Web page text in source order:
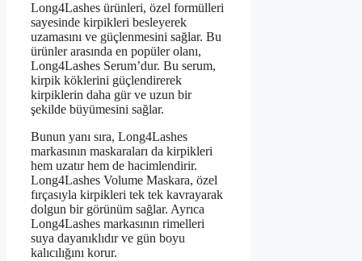
Long4Lashes ürünleri, özel formülleri
sayesinde kirpikleri besleyerek
uzamasını ve güçlenmesini sağlar. Bu
ürünler arasında en popüler olanı,
Long4Lashes Serum’dur. Bu serum,
kirpik köklerini güçlendirerek
kirpiklerin daha gür ve uzun bir
şekilde büyümesini sağlar.
Bunun yanı sıra, Long4Lashes
markasının maskaraları da kirpikleri
hem uzatır hem de hacimlendirir.
Long4Lashes Volume Maskara, özel
fırçasıyla kirpikleri tek tek kavrayarak
dolgun bir görünüm sağlar. Ayrıca
Long4Lashes markasının rimelleri
suya dayanıklıdır ve gün boyu
kalıcılığını korur.